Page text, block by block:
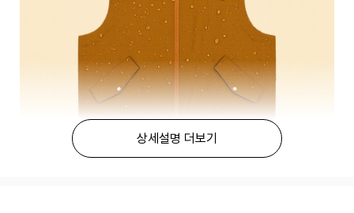
상세설명 더보기